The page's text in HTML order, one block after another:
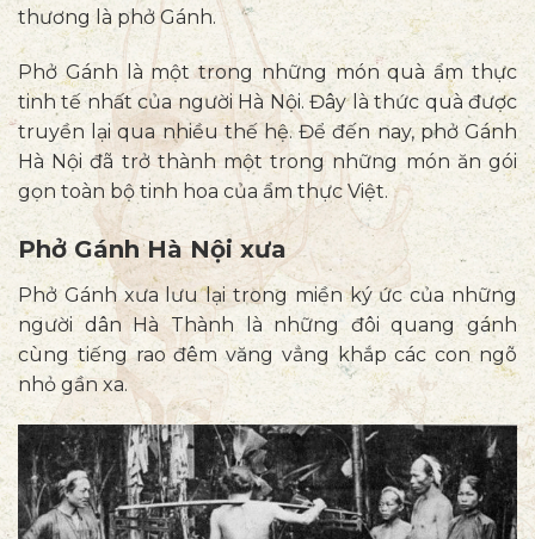
thương là phở Gánh.
Phở Gánh là một trong những món quà ẩm thực
tinh tế nhất của người Hà Nội. Đây là thức quà được
truyền lại qua nhiều thế hệ. Để đến nay, phở Gánh
Hà Nội đã trở thành một trong những món ăn gói
gọn toàn bộ tinh hoa của ẩm thực Việt.
Phở Gánh Hà Nội xưa
Phở Gánh xưa lưu lại trong miền ký ức của những
người dân Hà Thành là những đôi quang gánh
cùng tiếng rao đêm văng vẳng khắp các con ngõ
nhỏ gần xa.